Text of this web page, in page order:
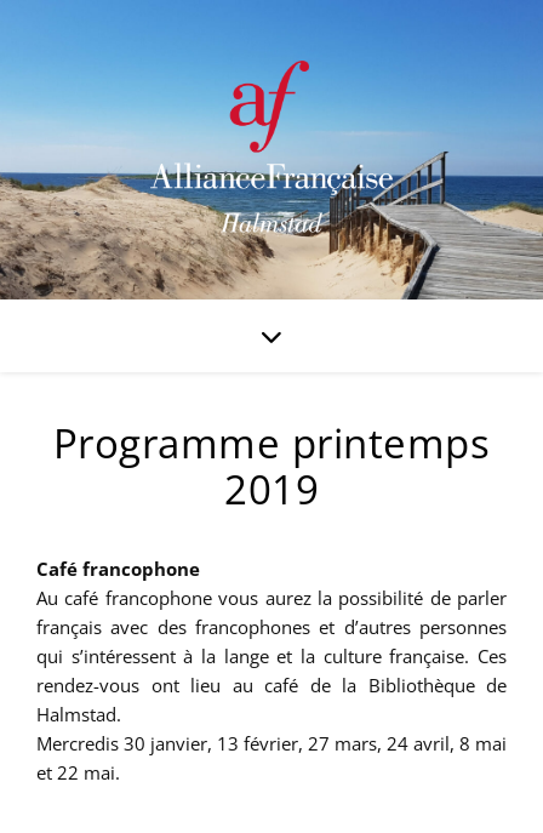
Programme printemps
2019
Café francophone
Au café francophone vous aurez la possibilité de parler
français avec des francophones et d’autres personnes
qui s’intéressent à la lange et la culture française. Ces
rendez-vous ont lieu au café de la Bibliothèque de
Halmstad.
Mercredis 30 janvier, 13 février, 27 mars, 24 avril, 8 mai
et 22 mai.